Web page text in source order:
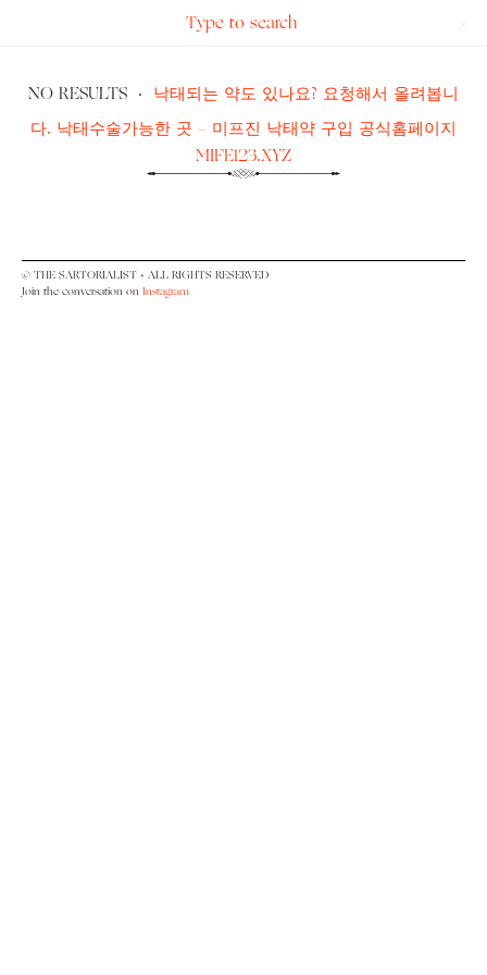
Sartorialist
NO RESULTS · 낙태되는 약도 있나요? 요청해서 올려봅니
다. 낙태수술가능한 곳 - 미프진 낙태약 구입 공식홈페이지
MIFE123.XYZ
© THE SARTORIALIST • ALL RIGHTS RESERVED
Join the conversation on Instagram